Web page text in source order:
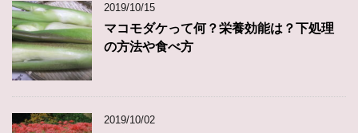
2019/10/15
マコモダケって何？栄養効能は？下処理
の方法や食べ方
2019/10/02